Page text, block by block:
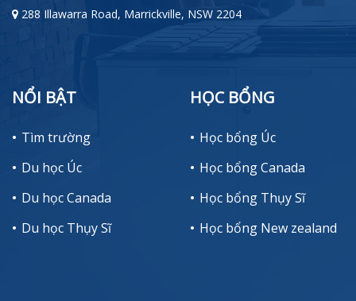
288 Illawarra Road, Marrickville, NSW 2204
NỔI BẬT
Tìm trường
Du học Úc
Du học Canada
Du học Thụy Sĩ
HỌC BỔNG
Học bổng Úc
Học bổng Canada
Học bổng Thụy Sĩ
Học bổng New zealand